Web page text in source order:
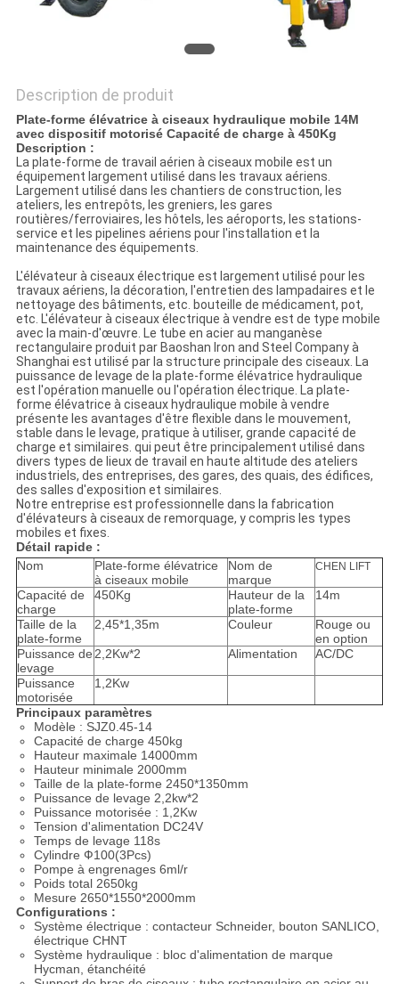
POLITIQUE
CONFIDENTIALITÉ
Description de produit
Plate-forme élévatrice à ciseaux hydraulique mobile 14M
avec dispositif motorisé Capacité de charge à 450Kg
Description :
La plate-forme de travail aérien à ciseaux mobile est un
équipement largement utilisé dans les travaux aériens.
Largement utilisé dans les chantiers de construction, les
ateliers, les entrepôts, les greniers, les gares
routières/ferroviaires, les hôtels, les aéroports, les stations-
service et les pipelines aériens pour l'installation et la
maintenance des équipements.
L'élévateur à ciseaux électrique est largement utilisé pour les
travaux aériens, la décoration, l'entretien des lampadaires et le
nettoyage des bâtiments, etc. bouteille de médicament, pot,
etc. L'élévateur à ciseaux électrique à vendre est de type mobile
avec la main-d'œuvre. Le tube en acier au manganèse
rectangulaire produit par Baoshan Iron and Steel Company à
Shanghai est utilisé par la structure principale des ciseaux. La
puissance de levage de la plate-forme élévatrice hydraulique
est l'opération manuelle ou l'opération électrique. La plate-
forme élévatrice à ciseaux hydraulique mobile à vendre
présente les avantages d'être flexible dans le mouvement,
stable dans le levage, pratique à utiliser, grande capacité de
charge et similaires. qui peut être principalement utilisé dans
divers types de lieux de travail en haute altitude des ateliers
industriels, des entreprises, des gares, des quais, des édifices,
des salles d'exposition et similaires.
Notre entreprise est professionnelle dans la fabrication
d'élévateurs à ciseaux de remorquage, y compris les types
mobiles et fixes.
Détail rapide :
Nom
Plate-forme élévatrice
à ciseaux mobile
Nom de
marque
CHEN LIFT
Capacité de
charge
450Kg
Hauteur de la
plate-forme
14m
Taille de la
plate-forme
2,45*1,35m Couleur
Rouge ou
en option
Puissance de
levage
2,2Kw*2 Alimentation AC/DC
Puissance
motorisée
1,2Kw
Principaux paramètres
Modèle : SJZ0.45-14
Capacité de charge 450kg
Hauteur maximale 14000mm
Hauteur minimale 2000mm
Taille de la plate-forme 2450*1350mm
Puissance de levage 2,2kw*2
Puissance motorisée : 1,2Kw
Tension d'alimentation DC24V
Temps de levage 118s
Cylindre Ф100(3Pcs)
Pompe à engrenages 6ml/r
Poids total 2650kg
Mesure 2650*1550*2000mm
Configurations :
Système électrique : contacteur Schneider, bouton SANLICO,
électrique CHNT
Système hydraulique : bloc d'alimentation de marque
Hycman, étanchéité